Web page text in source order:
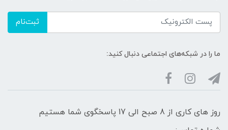
ثبت‌نام
ما را در شبکه‌های اجتماعی دنبال کنید:
روز های کاری از 8 صبح الی 17 پاسخگوی شما هستیم